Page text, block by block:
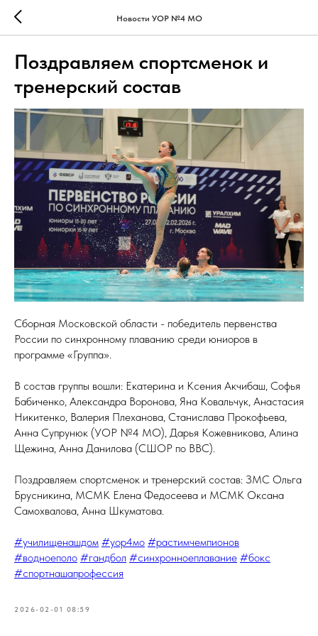
Новости УОР №4 МО
Поздравляем спортсменок и
тренерский состав
Сборная Московской области - победитель первенства
России по синхронному плаванию среди юниоров в
программе «Группа».
В состав группы вошли: Екатерина и Ксения Акчибаш, Софья
Бабиченко, Александра Воронова, Яна Ковальчук, Анастасия
Никитенко, Валерия Плеханова, Станислава Прокофьева,
Анна Супрунюк (УОР №4 МО), Дарья Кожевникова, Алина
Щежина, Анна Данилова (СШОР по ВВС).
Поздравляем спортсменок и тренерский состав: ЗМС Ольга
Брусникина, МСМК Елена Федосеева и МСМК Оксана
Самохвалова, Анна Шкуматова.
#училищенашдом #уор4мо #растимчемпионов
#водноеполо #гандбол #синхронноеплавание #бокс
#спортнашапрофессия
2026-02-01 08:59